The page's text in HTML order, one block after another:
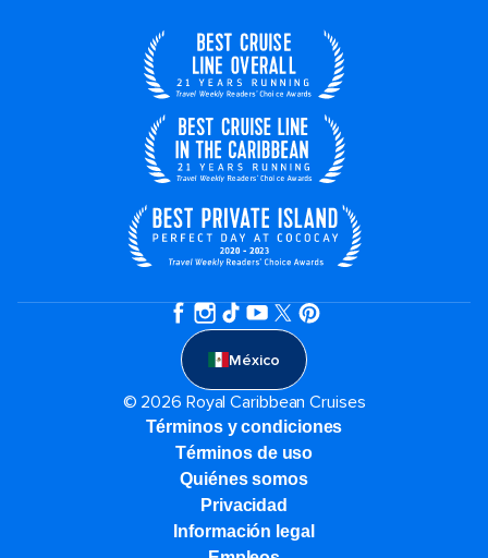
México
© 2026 Royal Caribbean Cruises
Términos y condiciones
Términos de uso
Quiénes somos
Privacidad
Información legal